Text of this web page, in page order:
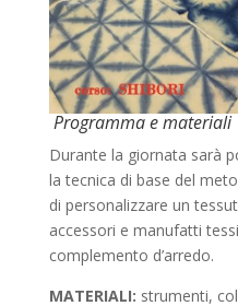
Programma e materiali
Durante la giornata sarà
la tecnica di base del
di personalizzare un
accessori e manufatti
complemento d’arredo.
MATERIALI: strumenti,